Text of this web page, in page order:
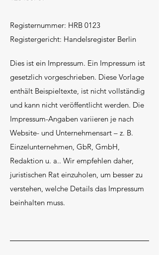
Registernummer: HRB 0123
Registergericht: Handelsregister Berlin
Dies ist ein Impressum. Ein Impressum ist
gesetzlich vorgeschrieben. Diese Vorlage
enthält Beispieltexte, ist nicht vollständig
und kann nicht veröffentlicht werden. Die
Impressum-Angaben variieren je nach
Website- und Unternehmensart – z. B.
Einzelunternehmen, GbR, GmbH,
Redaktion u. a.. Wir empfehlen daher,
juristischen Rat einzuholen, um besser zu
verstehen, welche Details das Impressum
beinhalten muss.